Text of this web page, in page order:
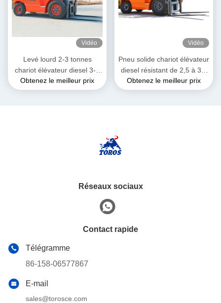
Vidéo
Levé lourd 2-3 tonnes
chariot élévateur diesel 3-4
mètres longueur totale
Obtenez le meilleur prix
Vidéo
Pneu solide chariot élévateur
diesel résistant de 2,5 à 3,5
tonnes pour l'entrepôt
Obtenez le meilleur prix
Réseaux sociaux
Contact rapide
Télégramme
86-158-06577867
E-mail
sales@torosce.com